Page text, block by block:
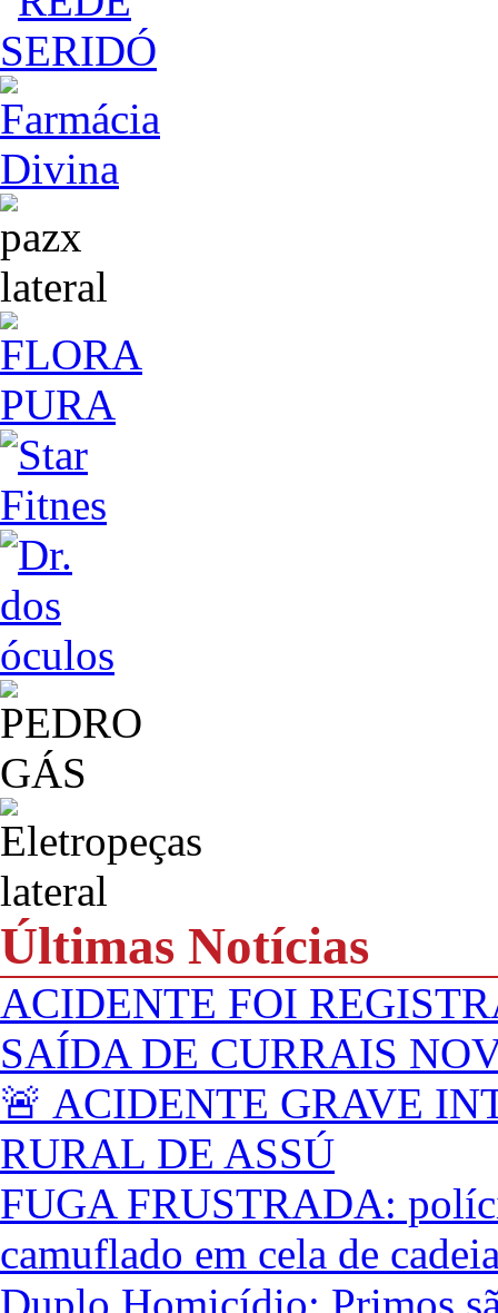
Últimas Notícias
ACIDENTE FOI
SAÍDA DE CURRAIS
🚨 ACIDENTE GRAVE
RURAL DE ASSÚ
FUGA FRUSTRADA:
camuflado em cela de